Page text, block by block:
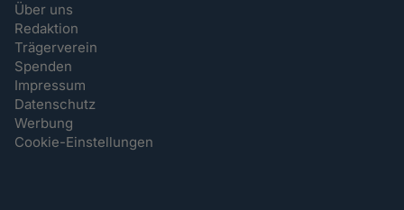
Über uns
Redaktion
Trägerverein
Spenden
Impressum
Datenschutz
Werbung
Cookie-Einstellungen